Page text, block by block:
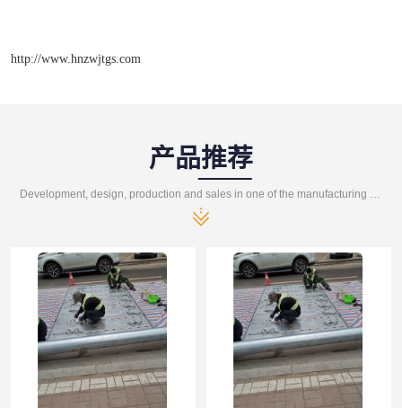
http://www.hnzwjtgs.com
产品推荐